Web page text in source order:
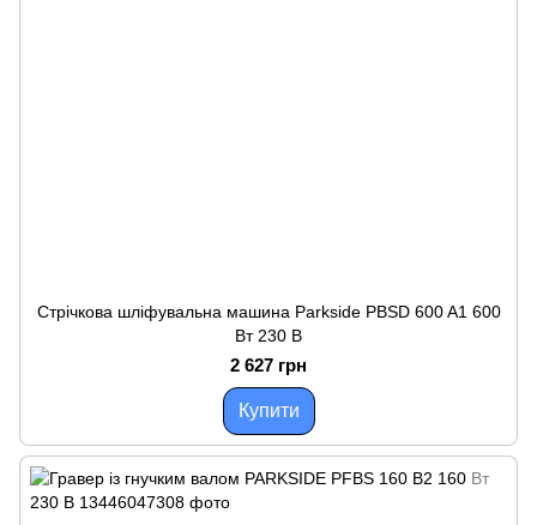
Стрічкова шліфувальна машина Parkside PBSD 600 A1 600
Вт 230 В
2 627 грн
Купити